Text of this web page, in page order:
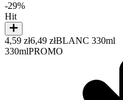
-29%
Hit
4,59 zł6,49 złBLANC 330ml
330mlPROMO